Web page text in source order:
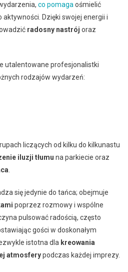
co pomagaośmielić
Dzięki swojej energii i
radosny nastrój oraz
utalentowane profesjonalistki
rodzajów wydarzeń:
liczących od kilku do kilkunastu
iluzji tłumu na parkiecie oraz
.
się jedynie do tańca; obejmuje
poprzez rozmowy i wspólne
pulsować radością, często
gości w doskonałym
istotna dla kreowania
atmosferypodczas każdej imprezy.